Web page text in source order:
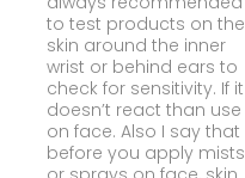
to test products on the
skin around the inner
wrist or behind ears to
check for sensitivity. If it
doesn’t react than use
on face. Also I say that
before you apply mists